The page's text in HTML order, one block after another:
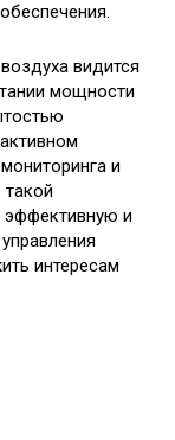
видится
мощности
и
эффективную и
интересам